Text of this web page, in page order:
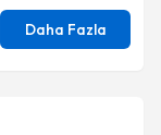
Daha Fazla